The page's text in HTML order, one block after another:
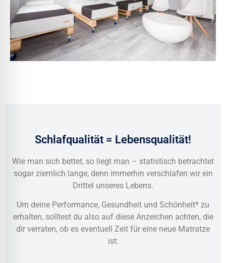
Schlafqualität = Lebensqualität!
Wie man sich bettet, so liegt man – statistisch betrachtet
sogar ziemlich lange, denn immerhin verschlafen wir ein
Drittel unseres Lebens.
Um deine Performance, Gesundheit und Schönheit* zu
erhalten, solltest du also auf diese Anzeichen achten, die
dir verraten, ob es eventuell Zeit für eine neue Matratze
ist: